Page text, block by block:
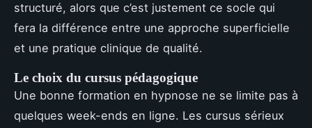
structuré, alors que c’est justement ce socle qui
fera la différence entre une approche superficielle
et une pratique clinique de qualité.
Le choix du cursus pédagogique
Une bonne formation en hypnose ne se limite pas à
quelques week-ends en ligne. Les cursus sérieux